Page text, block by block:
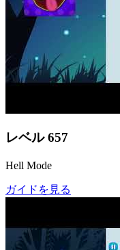
レベル 657
Hell Mode
ガイドを見る